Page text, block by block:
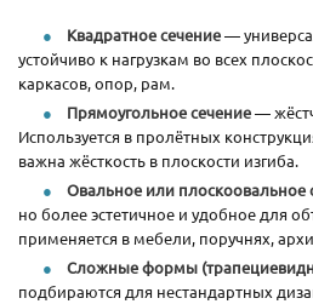
Квадратное сечение—
устойчиво к нагрузкам во всех
каркасов, опор, рам.
Прямоугольное сечение—
Используется в пролётных
важна жёсткость в плоскости изгиба.
Овальное или плоскоовальное
но более эстетичное и удобное для
применяется в мебели, поручнях,
Сложные формы
подбираются для нестандартных